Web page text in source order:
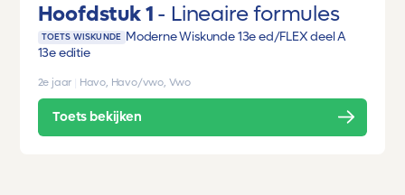
Hoofdstuk 1 Lineaire formules
TOETS WISKUNDE Moderne Wiskunde 13e ed/FLEX deel A
13e editie
2e jaar Havo, Havo/vwo, Vwo
Toets bekijken